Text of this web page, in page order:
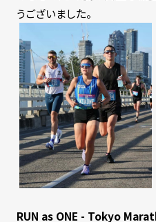
うございました。
RUN as ONE - Tokyo